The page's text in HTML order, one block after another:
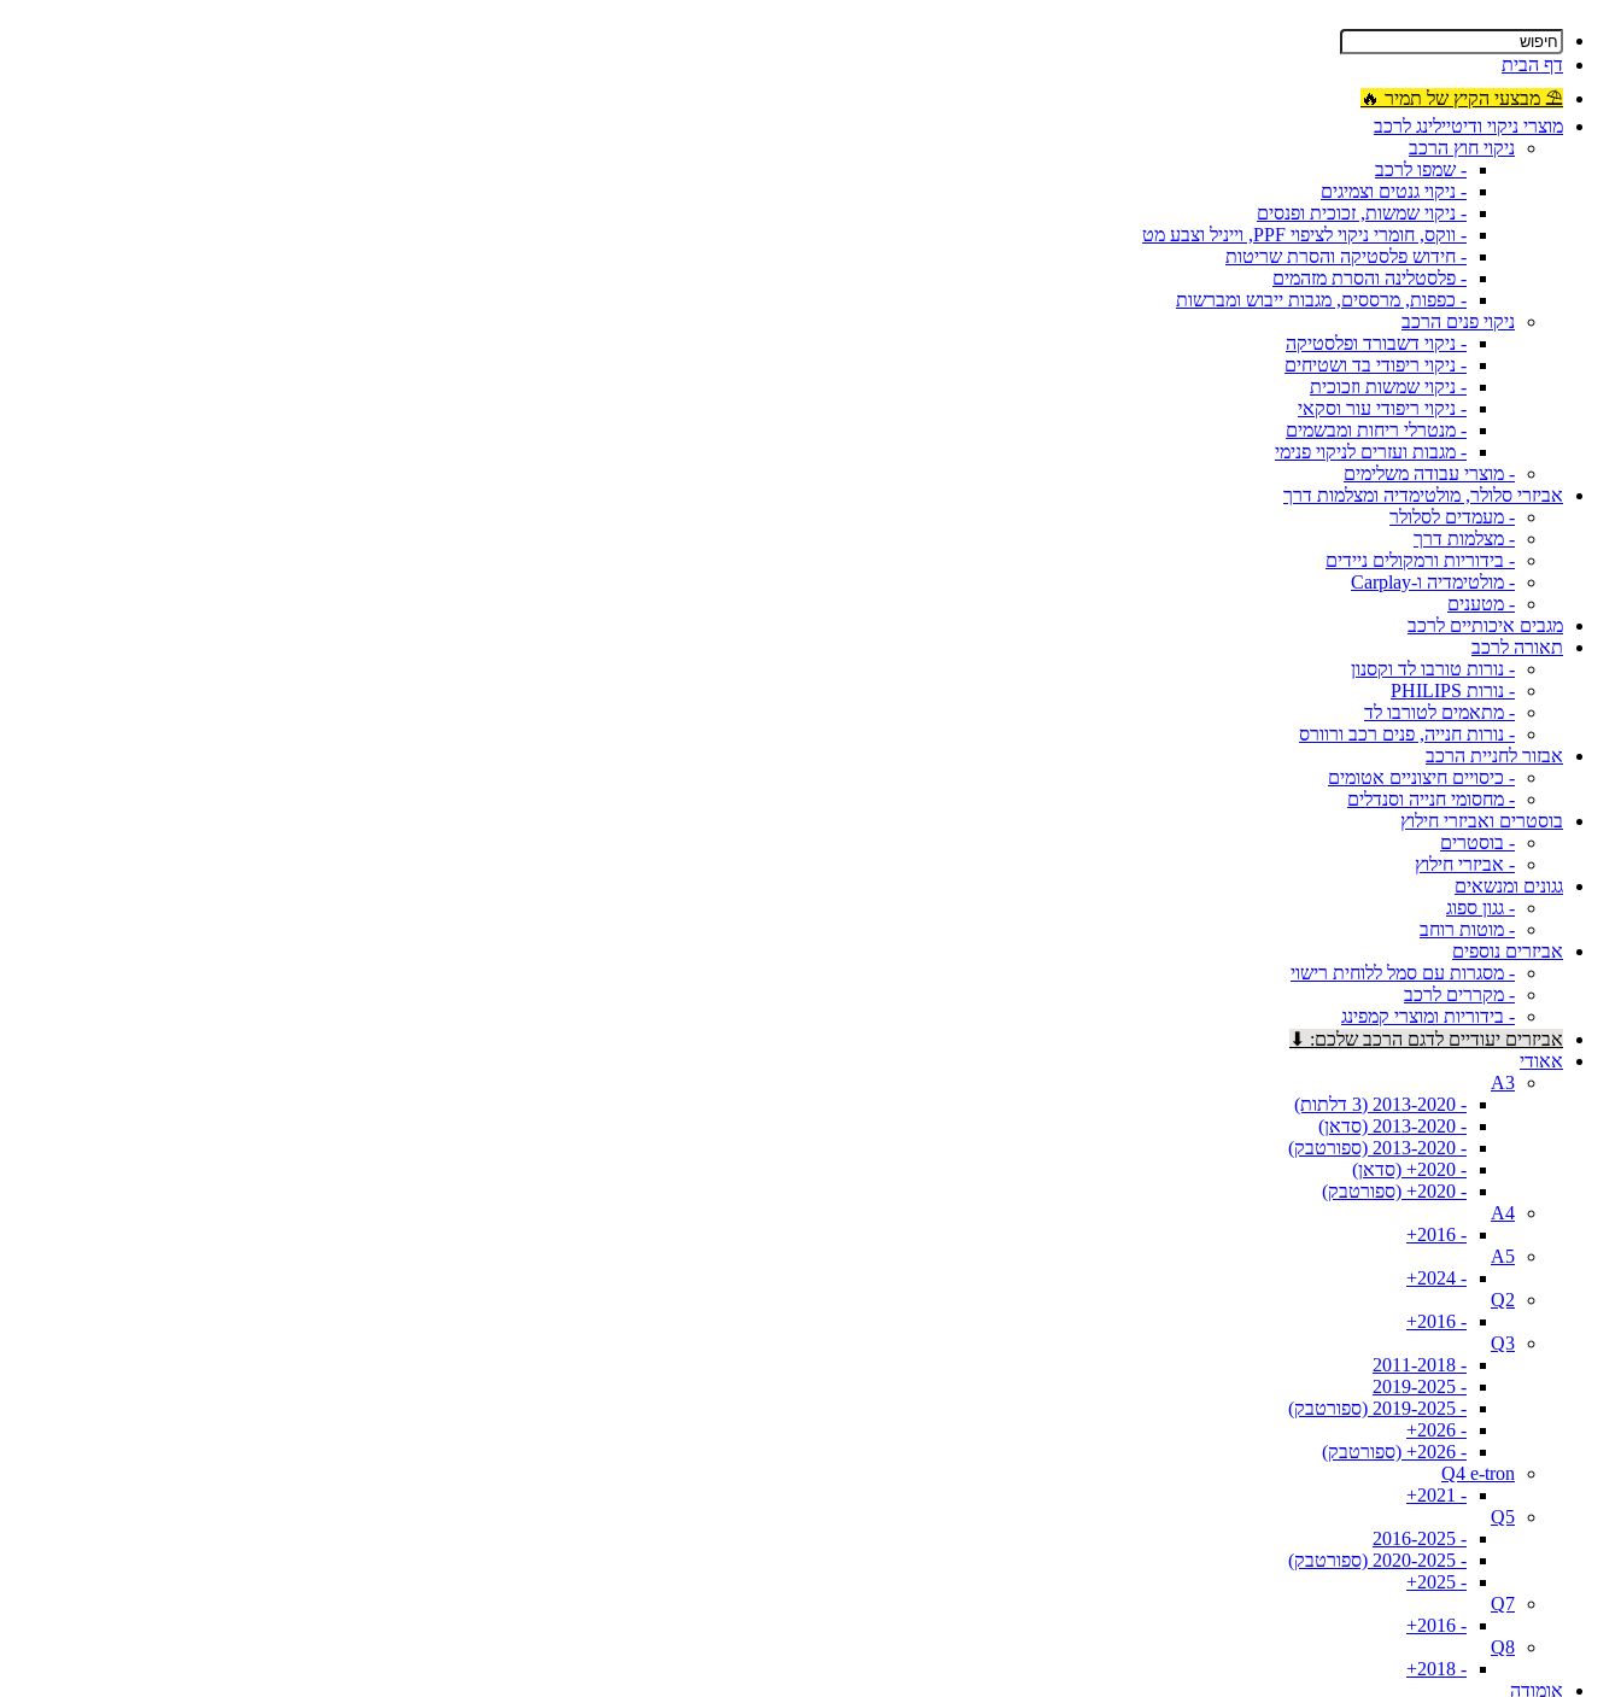
דף הבית
⛱ מבצעי הקיץ של תמיר 🔥
מוצרי ניקוי ודיטיילינג לרכב
ניקוי חוץ הרכב
- שמפו לרכב
- ניקוי גנטים וצמיגים
- ניקוי שמשות, זכוכית ופנסים
- ווקס, חומרי ניקוי לציפוי PPF, וייניל וצבע מט
- חידוש פלסטיקה והסרת שריטות
- פלסטלינה והסרת מזהמים
- כפפות, מרססים, מגבות ייבוש ומברשות
ניקוי פנים הרכב
- ניקוי דשבורד ופלסטיקה
- ניקוי ריפודי בד ושטיחים
- ניקוי שמשות וזכוכית
- ניקוי ריפודי עור וסקאי
- מנטרלי ריחות ומבשמים
- מגבות ועזרים לניקוי פנימי
- מוצרי עבודה משלימים
אביזרי סלולר, מולטימדיה ומצלמות דרך
- מעמדים לסלולר
- מצלמות דרך
- בידוריות ורמקולים ניידים
- מולטימדיה ו-Carplay
- מטענים
מגבים איכותיים לרכב
תאורה לרכב
- נורות טורבו לד וקסנון
- נורות PHILIPS
- מתאמים לטורבו לד
- נורות חנייה, פנים רכב ורוורס
אבזור לחניית הרכב
- כיסויים חיצוניים אטומים
- מחסומי חנייה וסנדלים
בוסטרים ואביזרי חילוץ
- בוסטרים
- אביזרי חילוץ
גגונים ומנשאים
- גגון ספוג
- מוטות רוחב
אביזרים נוספים
- מסגרות עם סמל ללוחית רישוי
- מקררים לרכב
- בידוריות ומוצרי קמפינג
אביזרים יעודיים לדגם הרכב שלכם: ⬇
אאודי
A3
- 2013-2020 (3 דלתות)
- 2013-2020 (סדאן)
- 2013-2020 (ספורטבק)
- 2020+ (סדאן)
- 2020+ (ספורטבק)
A4
- 2016+
A5
- 2024+
Q2
- 2016+
Q3
- 2011-2018
- 2019-2025
- 2019-2025 (ספורטבק)
- 2026+
- 2026+ (ספורטבק)
Q4 e-tron
- 2021+
Q5
- 2016-2025
- 2020-2025 (ספורטבק)
- 2025+
Q7
- 2016+
Q8
- 2018+
אומודה